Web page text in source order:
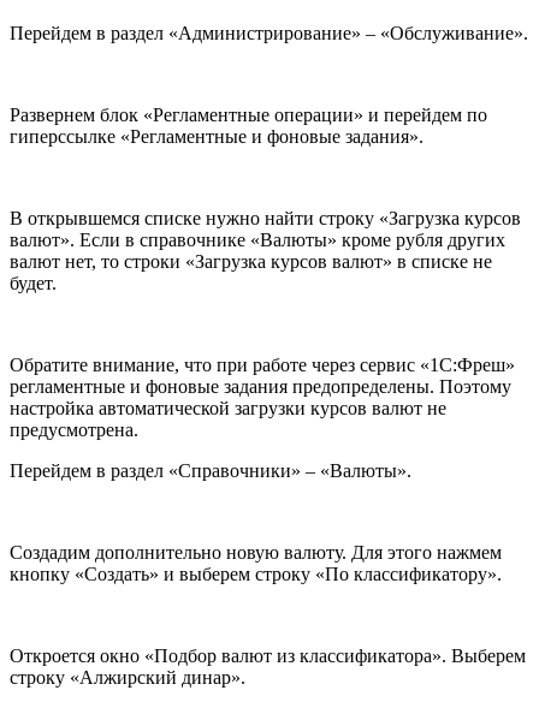
Перейдем в раздел «Администрирование» – «Обслуживание».
Развернем блок «Регламентные операции» и перейдем по
гиперссылке «Регламентные и фоновые задания».
В открывшемся списке нужно найти строку «Загрузка курсов
валют». Если в справочнике «Валюты» кроме рубля других
валют нет, то строки «Загрузка курсов валют» в списке не
будет.
Обратите внимание, что при работе через сервис «1С:Фреш»
регламентные и фоновые задания предопределены. Поэтому
настройка автоматической загрузки курсов валют не
предусмотрена.
Перейдем в раздел «Справочники» – «Валюты».
Создадим дополнительно новую валюту. Для этого нажмем
кнопку «Создать» и выберем строку «По классификатору».
Откроется окно «Подбор валют из классификатора». Выберем
строку «Алжирский динар».